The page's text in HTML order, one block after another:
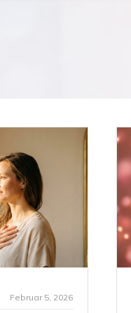
Februar 5, 2026